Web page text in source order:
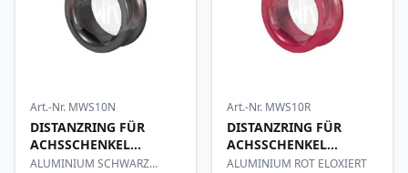
Art.-Nr. MWS10N
DISTANZRING FÜR
ACHSSCHENKEL
17x10mm
ALUMINIUM SCHWARZ
Art.-Nr. MWS10R
DISTANZRING FÜR
ACHSSCHENKEL
17x10mm
ALUMINIUM ROT ELOXIERT